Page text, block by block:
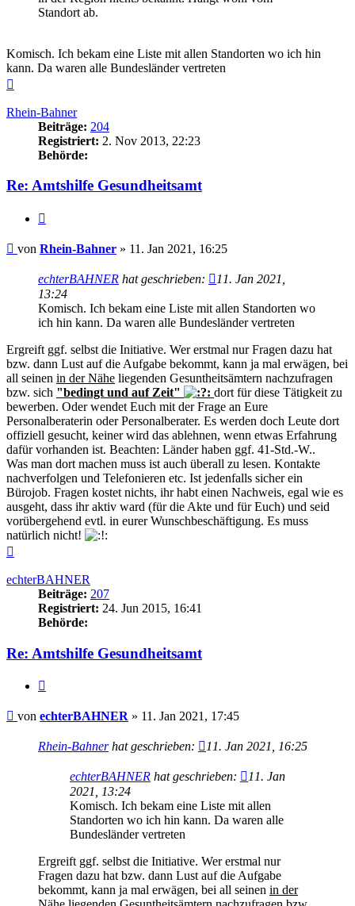
Standort ab.
Komisch. Ich bekam eine Liste mit allen Standorten wo ich hin
kann. Da waren alle Bundesländer vertreten
Rhein-Bahner
Beiträge: 204
Registriert: 2. Nov 2013, 22:23
Behörde:
Re: Amtshilfe Gesundheitsamt
Beitrag
von Rhein-Bahner » 11. Jan 2021, 16:25
echterBAHNER hat geschrieben:
11. Jan 2021,
13:24
Komisch. Ich bekam eine Liste mit allen Standorten wo
ich hin kann. Da waren alle Bundesländer vertreten
Ergreift ggf. selbst die Initiative. Wer erstmal nur Fragen dazu hat
bzw. dann Lust auf die Aufgabe bekommt, kann ja mal erwägen, bei
all seinen in der Nähe liegenden Gesuntheitsämtern nachzufragen
bzw. sich "bedingt und auf Zeit"
dort für diese Tätigkeit zu
bewerben. Oder wendet Euch mit der Frage an Eure
Personalberaterin oder Personalberater. Es werden doch Leute dort
offiziell gesucht, keiner wird das ablehnen, wenn etwas Erfahrung
dafür vorhanden ist. Beachten: Länder haben ggf. 41-Std.-W..
Was man dort machen muss ist auch überall zu lesen. Kontakte
nachverfolgen und Telefonieren etc. Ist jedenfalls sicher ein
Bürojob. Fragen kostet nichts, ihr habt einen Nachweis, egal wie es
ausgeht, dass ihr aktiv ward (für die Akte und für Euch) und seid
vorübergehend evtl. in eurer Wunschbeschäftigung. Es muss
natürlich nicht!
echterBAHNER
Beiträge: 207
Registriert: 24. Jun 2015, 16:41
Behörde:
Re: Amtshilfe Gesundheitsamt
Beitrag
von echterBAHNER » 11. Jan 2021, 17:45
Rhein-Bahnerhat geschrieben: 11. Jan 2021, 16:25
echterBAHNER hat geschrieben:
11. Jan
2021, 13:24
Komisch. Ich bekam eine Liste mit allen
Standorten wo ich hin kann. Da waren alle
Bundesländer vertreten
Ergreift ggf. selbst die Initiative. Wer erstmal nur
Fragen dazu hat bzw. dann Lust auf die Aufgabe
bekommt, kann ja mal erwägen, bei all seinen in der